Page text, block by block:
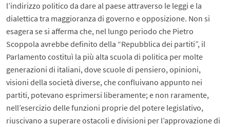
l’indirizzo politico da dare al paese attraverso le leggi e la
dialettica tra maggioranza di governo e opposizione. Non si
esagera se si afferma che, nel lungo periodo che Pietro
Scoppola avrebbe definito della “Repubblica dei partiti”, il
Parlamento costituì la più alta scuola di politica per molte
generazioni di italiani, dove scuole di pensiero, opinioni,
visioni della società diverse, che confluivano appunto nei
partiti, potevano esprimersi liberamente; e non raramente,
nell’esercizio delle funzioni proprie del potere legislativo,
riuscivano a superare ostacoli e divisioni per l’approvazione di